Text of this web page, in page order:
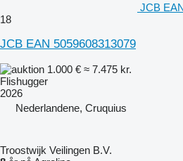
JCB
18
JCB EAN 5059608313079
1.000 € ≈ 7.475 kr.
Flishugger
2026
Nederlandene, Cruquius
Troostwijk Veilingen B.V.